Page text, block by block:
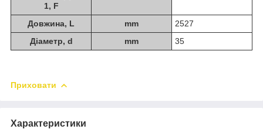
1, F
Довжина, L mm
2527
Діаметр, d
mm 35
Приховати
Характеристики